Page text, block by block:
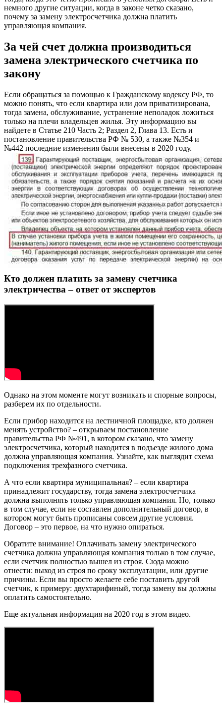
немного другие ситуации, когда в законе четко сказано,
почему за замену электросчетчика должна платить
управляющая компания.
За чей счет должна производиться
замена электрического счетчика по
закону
Если обращаться за помощью к Гражданскому кодексу РФ, то
можно понять, что если квартира или дом приватизирована,
тогда замена, обслуживание, устранение неполадок ложиться
только на плечи владельцев жилья. Эту информацию вы
найдете в Статье 210 Часть 2; Раздел 2, Глава 13. Есть и
постановление правительства РФ № 530, а также №354 и
№442 последние изменения были внесены в 2020 году.
Кто должен платить за замену счетчика
электричества – ответ от экспертов
Однако на этом моменте могут возникать и спорные вопросы,
разберем их по отдельности.
Если прибор находится на лестничной площадке, кто должен
менять устройство? – открываем постановление
правительства РФ №491, в котором сказано, что замену
электросчетчика, который находится в подъезде жилого дома
должна управляющая компания. Узнайте, как выглядит схема
подключения трехфазного счетчика.
А что если квартира муниципальная? – если квартира
принадлежит государству, тогда замена электросчетчика
должна выполнять только управляющая компания. Но, только
в том случае, если не составлен дополнительный договор, в
котором могут быть прописаны совсем другие условия.
Договор – это первое, на что нужно опираться.
Обратите внимание! Оплачивать замену электрического
счетчика должна управляющая компания только в том случае,
если счетчик полностью вышел из строя. Сюда можно
отнести: выход из строя по сроку эксплуатации, или другие
причины. Если вы просто желаете себе поставить другой
счетчик, к примеру: двухтарифиный, тогда замену вы должны
оплатить самостоятельно.
Еще актуальная информация на 2020 год в этом видео.